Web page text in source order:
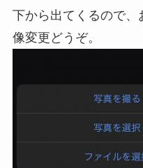
下から出てくるので
像変更どうぞ。